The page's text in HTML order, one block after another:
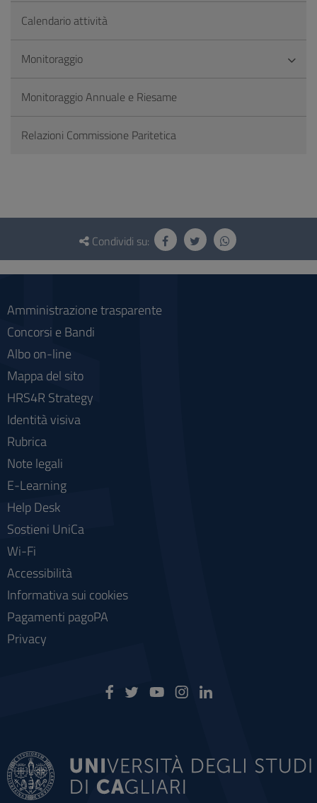
Calendario attività
Monitoraggio
Monitoraggio Annuale e Riesame
Relazioni Commissione Paritetica
Questionario
social
Condividi su:
Amministrazione trasparente
Concorsi e Bandi
Albo on-line
Mappa del sito
HRS4R Strategy
Identità visiva
Rubrica
Note legali
E-Learning
Help Desk
Sostieni UniCa
Wi-Fi
Accessibilità
Informativa sui cookies
Pagamenti pagoPA
Privacy